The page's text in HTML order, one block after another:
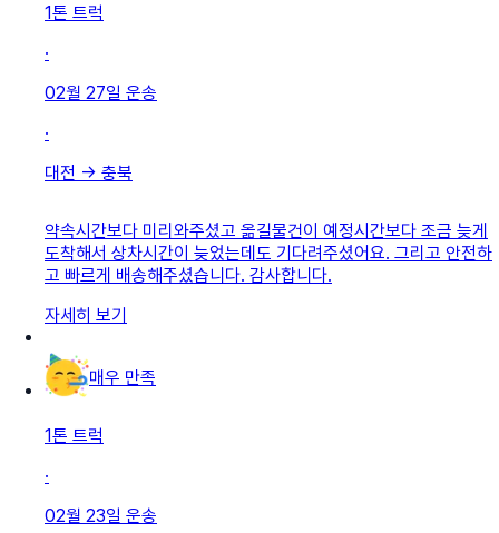
1톤 트럭
·
02월 27일 운송
·
대전 → 충북
약속시간보다 미리와주셨고 옮길물건이 예정시간보다 조금 늦게
도착해서 상차시간이 늦었는데도 기다려주셨어요. 그리고 안전하
고 빠르게 배송해주셨습니다. 감사합니다.
자세히 보기
매우 만족
1톤 트럭
·
02월 23일 운송